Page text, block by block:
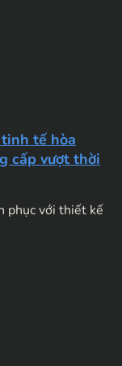
tế hòa
cấp vượt thời
phục với thiết kế